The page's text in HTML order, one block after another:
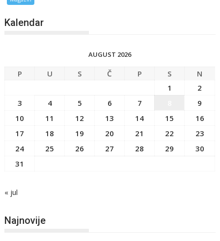
Kalendar
AUGUST 2026
P U S Č P S
N
1
2
3
4 5 6 7
9
10
11 12 13 14 15
16
17
18 19 20 21 22
23
24
25 26 27 28 29
30
31
« jul
Najnovije